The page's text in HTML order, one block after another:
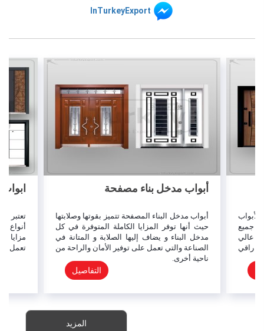
InTurkeyExport
جميع
عالي
و راقي
أبواب مدخل بناء مصفحة
أبواب مدخل البناء المصفحة تتميز بقوتها وصلابتها
حيث أنها توفر المزايا الكاملة المتوفرة في كل
مدخل البناء و يضاف إليها الصلابة و المتانة في
الصناعة والتي تعمل على توفير الأمان والراحة من
ناحية أخرى.
التفاصيل
تعتبر
أنواع
مزايا
تعمل
المزيد